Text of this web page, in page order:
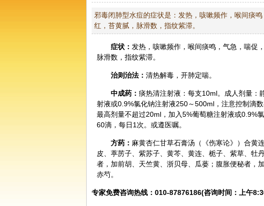
邪毒闭肺型水痘的症状是：发热，咳嗽频作，喉间痰
红，苔黄腻，脉滑数，指纹紫滞。
症状： 发热，咳嗽频作，喉间痰鸣，气急，喘促
脉滑数，指纹紫滞。
治则治法： 清热解毒，开肺定喘。
中成药 ： 痰热清注射液：每支10ml。成人剂量：
射液或0.9%氯化钠注射液250～500ml，注意控制滴
最高剂量不超过20ml，加入5%葡萄糖注射液或0.9%
60滴，每日1次。或遵医嘱。
方药： 麻黄杏仁甘草石膏汤（《伤寒论》）合黄
皮、 葶苈子 、紫苏子 、黄芩、黄连、栀子、 紫草 牡
者，加前胡、 天竺黄 、浙贝母、瓜蒌；腹胀便秘者，加
赤芍。
专家免费咨询热线：010-87876186(咨询时间：上午